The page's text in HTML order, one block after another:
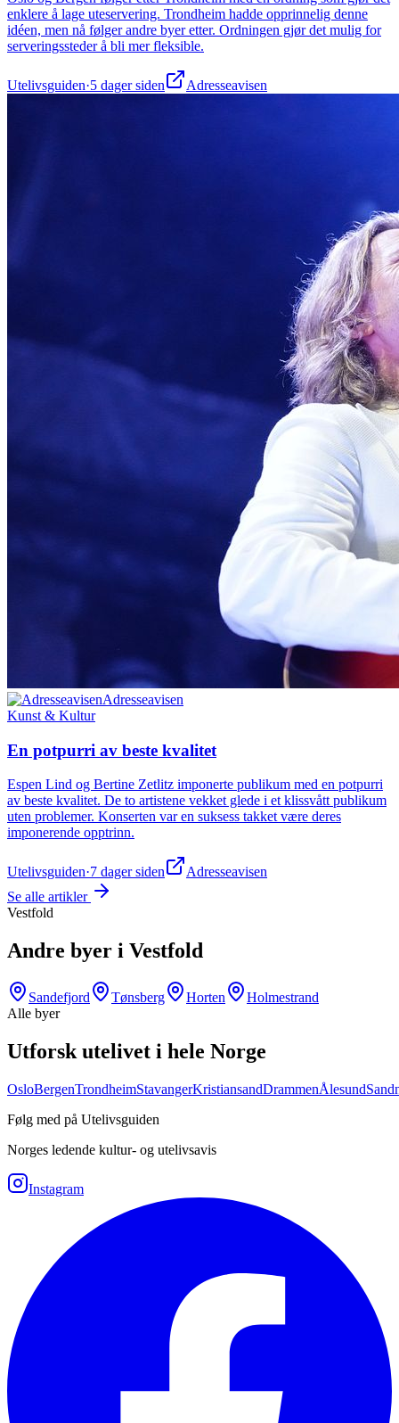
enklere å lage uteservering. Trondheim hadde opprinnelig denne
idéen, men nå følger andre byer etter. Ordningen gjør det mulig for
serveringssteder å bli mer fleksible.
Utelivsguiden·5 dager siden Adresseavisen
Adresseavisen
Kunst & Kultur
En potpurri av beste kvalitet
Espen Lind og Bertine Zetlitz imponerte publikum med en potpurri
av beste kvalitet. De to artistene vekket glede i et klissvått publikum
uten problemer. Konserten var en suksess takket være deres
imponerende opptrinn.
Utelivsguiden·7 dager siden
Adresseavisen
Se alle artikler
Vestfold
Andre byer i Vestfold
Sandefjord Tønsberg Horten
Holmestrand
Alle byer
Utforsk utelivet i hele Norge
OsloBergenTrondheimStavangerKristiansandDrammenÅlesund
Følg med på Utelivsguiden
Norges ledende kultur- og utelivsavis
Instagram